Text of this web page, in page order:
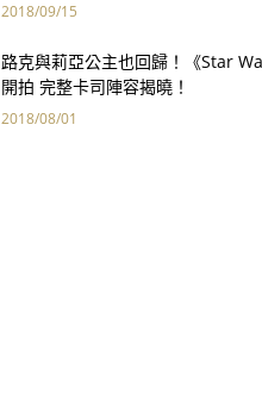
2018/09/15
路克與莉亞公主也回歸！《Star
開拍 完整卡司陣容揭曉！
2018/08/01